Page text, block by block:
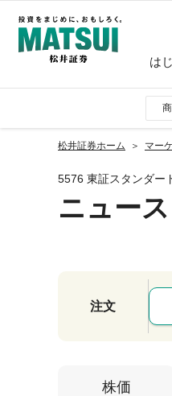
は
松井証券ホーム マー
5576 東証スタンダー
ニュース
注文
株価